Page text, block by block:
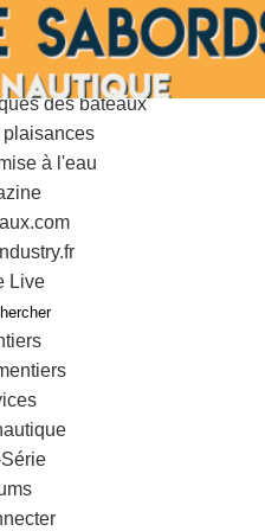
professionnels
des bateaux
plaisances
à l'eau
Live